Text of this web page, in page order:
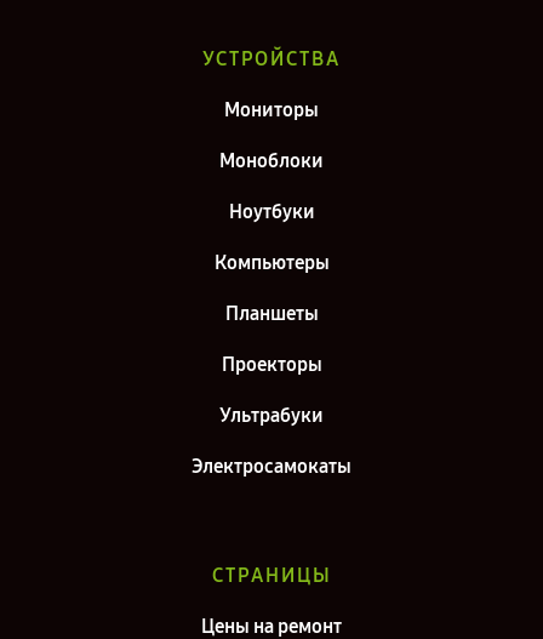
УСТРОЙСТВА
Мониторы
Моноблоки
Ноутбуки
Компьютеры
Планшеты
Проекторы
Ультрабуки
Электросамокаты
СТРАНИЦЫ
Цены на ремонт